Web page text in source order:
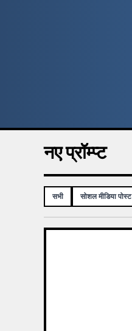
नए प्रॉम्प्ट
सभी सोशल मीडिया पोस्ट